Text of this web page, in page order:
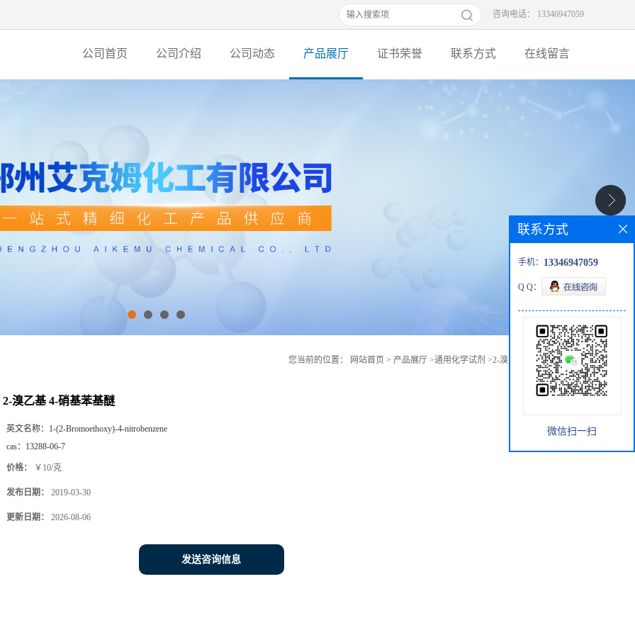
咨询电话： 13346947059
公司首页 公司介绍 公司动态 产品展厅 证书荣誉 联系方式 在线留言
您当前的位置： 网站首页 > 产品展厅 >通用化学试剂 >2-溴乙基 4-硝基苯基醚
2-溴乙基 4-硝基苯基醚
英文名称： 1-(2-Bromoethoxy)-4-nitrobenzene
cas： 13288-06-7
价格： ￥10/克
发布日期： 2019-03-30
更新日期： 2026-08-06
发送咨询信息
联系方式
手机： 13346947059
Q Q：
微信扫一扫